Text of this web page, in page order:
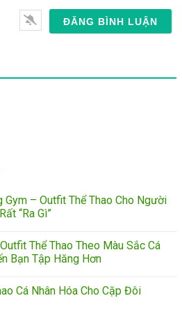
Gym – Outfit Thể Thao Cho Người
“Ra Gì”
Thể Thao Theo Màu Sắc Cá
Bạn Tập Hăng Hơn
Cá Nhân Hóa Cho Cặp Đôi